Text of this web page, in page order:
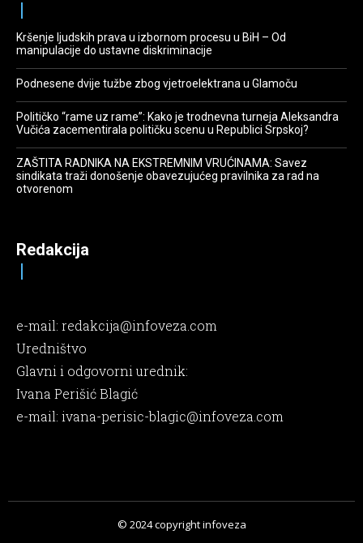
Kršenje ljudskih prava u izbornom procesu u BiH – Od
manipulacije do ustavne diskriminacije
Podnesene dvije tužbe zbog vjetroelektrana u Glamoču
Političko “rame uz rame”: Kako je trodnevna turneja Aleksandra
Vučića zacementirala političku scenu u Republici Srpskoj?
ZAŠTITA RADNIKA NA EKSTREMNIM VRUĆINAMA: Savez
sindikata traži donošenje obavezujućeg pravilnika za rad na
otvorenom
Redakcija
e-mail: redakcija@infoveza.com
Uredništvo
Glavni i odgovorni urednik:
Ivana Perišić Blagić
e-mail: ivana-perisic-blagic@infoveza.com
© 2024 copyright infoveza